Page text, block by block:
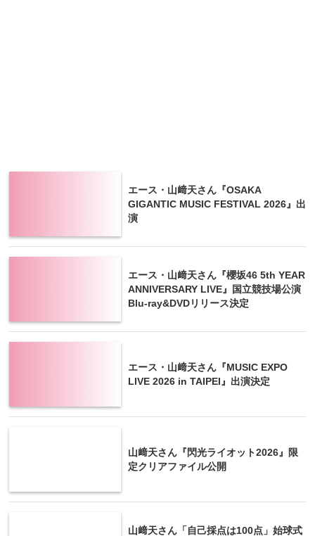
エース・山﨑天さん『OSAKA
GIGANTIC MUSIC FESTIVAL 2026』出
演
エース・山﨑天さん『櫻坂46 5th YEAR
ANNIVERSARY LIVE』国立競技場公演
Blu-ray&DVDリリース決定
エース・山﨑天さん『MUSIC EXPO
LIVE 2026 in TAIPEI』出演決定
山﨑天さん『閃光ライオット2026』限
定クリアファイル公開
山﨑天さん「自己採点は100点」始球式